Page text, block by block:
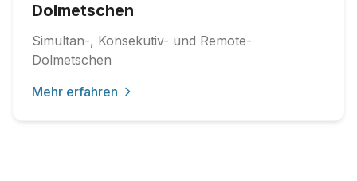
Dolmetschen
Simultan-, Konsekutiv- und Remote-
Dolmetschen
Mehr erfahren